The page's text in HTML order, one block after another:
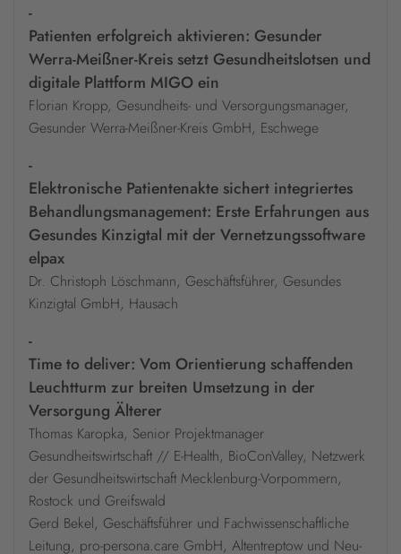
-
Patienten erfolgreich aktivieren: Gesunder
Werra-Meißner-Kreis setzt Gesundheitslotsen und
digitale Plattform MIGO ein
Florian Kropp, Gesundheits- und Versorgungsmanager,
Gesunder Werra-Meißner-Kreis GmbH, Eschwege
-
Elektronische Patientenakte sichert integriertes
Behandlungsmanagement: Erste Erfahrungen aus
Gesundes Kinzigtal mit der Vernetzungssoftware
elpax
Dr. Christoph Löschmann, Geschäftsführer, Gesundes
Kinzigtal GmbH, Hausach
-
Time to deliver: Vom Orientierung schaffenden
Leuchtturm zur breiten Umsetzung in der
Versorgung Älterer
Thomas Karopka, Senior Projektmanager
Gesundheitswirtschaft // E-Health, BioConValley, Netzwerk
der Gesundheitswirtschaft Mecklenburg-Vorpommern,
Rostock und Greifswald
Gerd Bekel, Geschäftsführer und Fachwissenschaftliche
Leitung, pro-persona.care GmbH, Altentreptow und Neu-